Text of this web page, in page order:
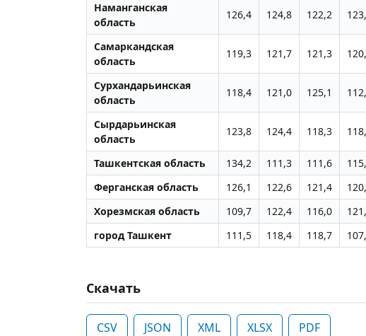
Наманганская
область
126,4 124,8 122,2
Самаркандская
область
119,3 121,7 121,3
Сурхандарьинская
область
118,4 121,0 125,1
Сырдарьинская
область
123,8 124,4 118,3
Ташкентская область 134,2 111,3 111,6
Ферганская область
126,1 122,6 121,4
Хорезмская область
109,7 122,4 116,0
город Ташкент
111,5 118,4 118,7
Скачать
CSV JSON XML XLSX PDF